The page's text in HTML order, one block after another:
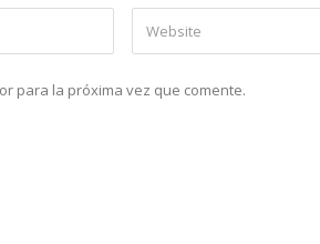
para la próxima vez que comente.